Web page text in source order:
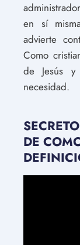
en sí
advierte
Como
de Jesús
necesidad.
DE